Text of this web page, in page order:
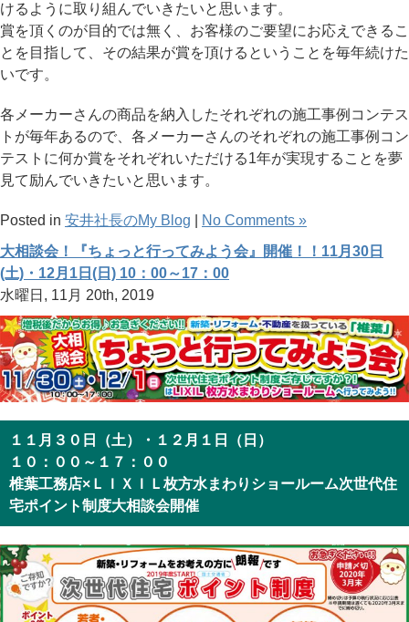
けるように取り組んでいきたいと思います。
賞を頂くのが目的では無く、お客様のご要望にお応えできるこ
とを目指して、その結果が賞を頂けるということを毎年続けた
いです。
各メーカーさんの商品を納入したそれぞれの施工事例コンテス
トが毎年あるので、各メーカーさんのそれぞれの施工事例コン
テストに何か賞をそれぞれいただける1年が実現することを夢
見て励んでいきたいと思います。
Posted in 安井社長のMy Blog
No Comments »
大相談会！『ちょっと行ってみよう会』開催！！11月30日
(土)・12月1日(日) 10：00～17：00
水曜日, 11月 20th, 2019
１１月３０日（土）・１２月１日（日）
１０：００～１７：００
椎葉工務店×ＬＩＸＩＬ枚方水まわりショールーム次世代住
宅ポイント制度大相談会開催